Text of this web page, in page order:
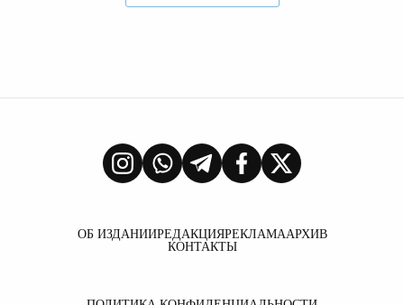
ОБ ИЗДАНИИРЕДАКЦИЯРЕКЛАМААРХИВ
КОНТАКТЫ